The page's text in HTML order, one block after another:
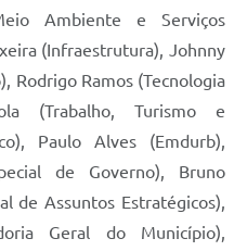
Ambiente e Serviços
(Infraestrutura), Johnny
Rodrigo Ramos (Tecnologia
(Trabalho, Turismo e
Paulo Alves (Emdurb),
de Governo), Bruno
de Assuntos Estratégicos),
Geral do Município),